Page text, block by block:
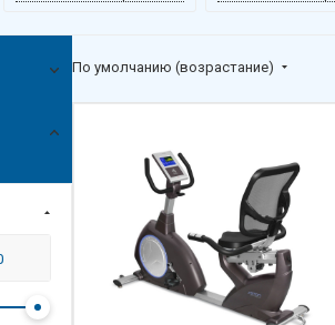
По умолчанию (возрастание)